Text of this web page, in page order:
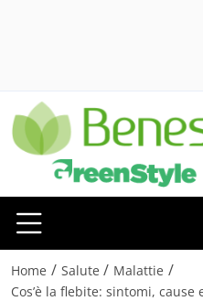
Home / Salute / Malattie /
Cos’è la flebite: sintomi, cause